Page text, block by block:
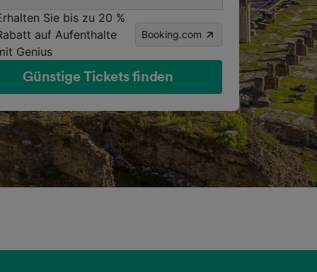
Sie bis zu 20 %
auf Aufenthalte
Genius
Booking.com
Günstige Tickets finden